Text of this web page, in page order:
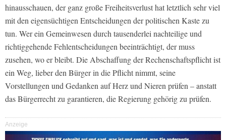
hinausschauen, der ganz große Freiheitsverlust hat letztlich sehr viel
mit den eigensüchtigen Entscheidungen der politischen Kaste zu
tun. Wer ein Gemeinwesen durch tausenderlei nachteilige und
richtiggehende Fehlentscheidungen beeinträchtigt, der muss
zusehen, wo er bleibt. Die Abschaffung der Rechenschaftspflicht ist
ein Weg, lieber den Bürger in die Pflicht nimmt, seine
Vorstellungen und Gedanken auf Herz und Nieren prüfen – anstatt
das Bürgerrecht zu garantieren, die Regierung gehörig zu prüfen.
Anzeige